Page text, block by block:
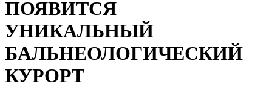
ПОЯВИТСЯ
УНИКАЛЬНЫЙ
БАЛЬНЕОЛОГИЧЕСКИЙ
КУРОРТ